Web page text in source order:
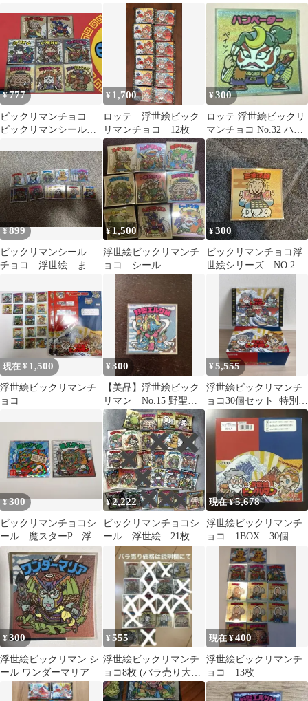
¥777
ビックリマンチョコ
ビックリマンシール
まとめ売り
¥ 1,700
ロッテ 浮世絵ビック
リマンチョコ 12枚
¥300
ロッテ 浮世絵ビックリ
マンチョコ No.32 ハン
ペーター
¥899
ビックリマンシール
チョコ 浮世絵 まと
¥1,500
浮世絵ビックリマンチ
ョコ シール
¥300
ビックリマンチョコ浮
世絵シリーズ NO.27
現在 ¥ 1,500
浮世絵ビックリマンチ
ョコ
¥300
【美品】浮世絵ビック
リマン No.15 野聖エ
ルサM
¥5,555
浮世絵ビックリマンチ
ョコ30個セット 特別シ
ールホルダーおまけ付
き
¥300
ビックリマンチョコシ
ール 魔スターP 浮世
絵 ご当地 2種セット
¥2,222
ビックリマンチョコシ
ール 浮世絵 21枚
現在 ¥5,678
浮世絵ビックリマンチ
ョコ 1BOX 30個 ロ
¥300
浮世絵ビックリマン シ
ール ワンダーマリア
¥555
浮世絵ビックリマンチ
ョコ8枚 (バラ売り大歓
迎)
現在 ¥400
浮世絵ビックリマンチ
ョコ 13枚